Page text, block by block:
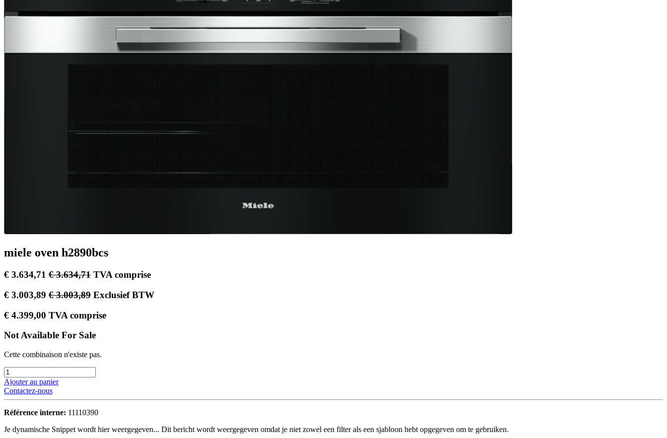
miele oven h2890bcs
€ 3.634,71 €3.634,71 TVA comprise
€ 3.003,89 €3.003,89 Exclusief BTW
€ 4.399,00 TVA comprise
Not Available For Sale
Cette combinaison n'existe pas.
Ajouter au panier
Contactez-nous
Référence interne: 11110390
Je dynamische Snippet wordt hier weergegeven... Dit bericht wordt weergegeven omdat je niet zowel een filter als een sjabloon hebt opgegeven om te gebruiken.